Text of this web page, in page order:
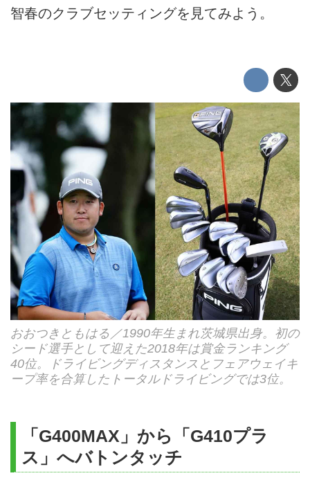
智春のクラブセッティングを見てみよう。
おおつきともはる／1990年生まれ茨城県出身。初の
シード選手として迎えた2018年は賞金ランキング
40位。ドライビングディスタンスとフェアウェイキ
ープ率を合算したトータルドライビングでは3位。
「G400MAX」から「G410プラ
ス」へバトンタッチ